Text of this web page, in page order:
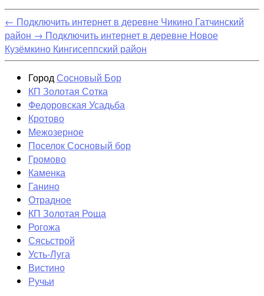
← Подключить интернет в деревне Чикино Гатчинский
район → Подключить интернет в деревне Новое
Кузёмкино Кингисеппский район
ГородСосновый Бор
КП Золотая Сотка
Федоровская Усадьба
Кротово
Межозерное
Поселок Сосновый бор
Громово
Каменка
Ганино
Отрадное
КП Золотая Роща
Рогожа
Сясьстрой
Усть-Луга
Вистино
Ручьи